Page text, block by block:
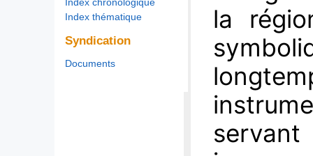
la
Index thématique
Syndication
Documents